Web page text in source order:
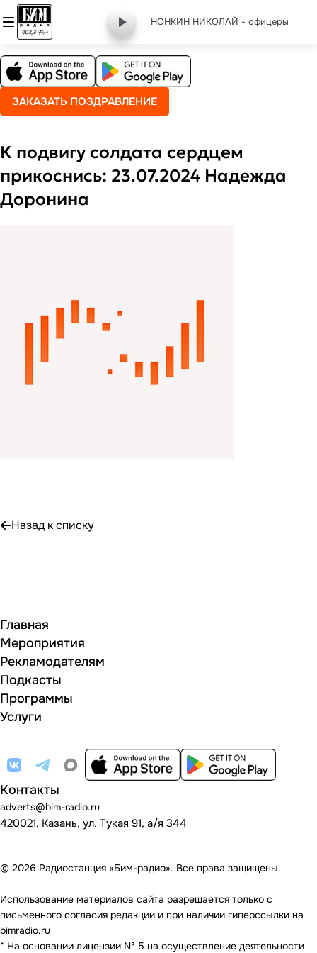
НОНКИН НИКОЛАЙ - офицеры
ЗАКАЗАТЬ ПОЗДРАВЛЕНИЕ
К подвигу солдата сердцем
прикоснись: 23.07.2024 Надежда
Доронина
Назад к списку
Главная
Мероприятия
Рекламодателям
Подкасты
Программы
Услуги
Контакты
adverts@bim-radio.ru
420021, Казань, ул. Тукая 91, а/я 344
© 2026 Радиостанция «Бим-радио». Все права защищены.
Использование материалов сайта разрешается только с
письменного согласия редакции и при наличии гиперссылки на
bimradio.ru
* На основании лицензии Nº 5 на осуществление деятельности